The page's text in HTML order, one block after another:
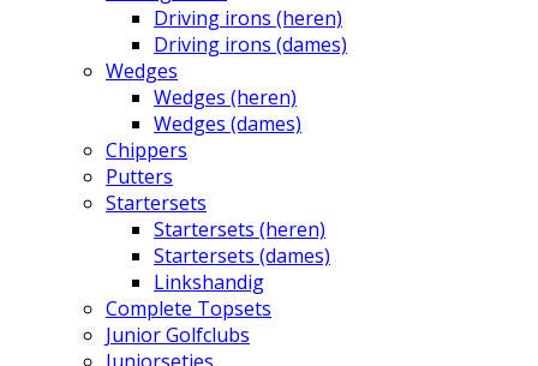
Driving irons (heren)
Driving irons (dames)
Wedges
Wedges (heren)
Wedges (dames)
Chippers
Putters
Startersets
Startersets (heren)
Startersets (dames)
Linkshandig
Complete Topsets
Junior Golfclubs